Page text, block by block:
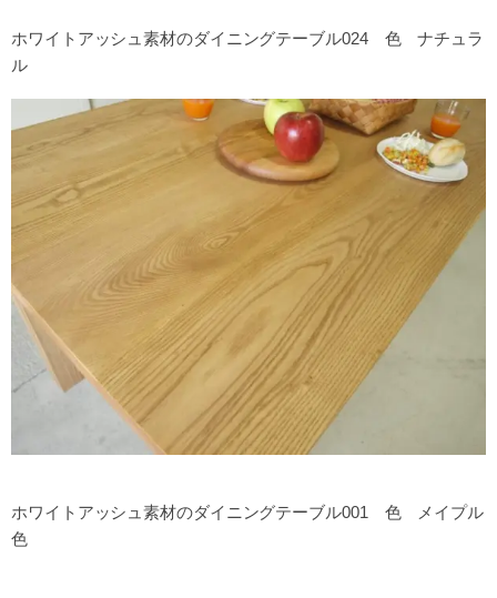
ホワイトアッシュ素材のダイニングテーブル024 色 ナチュラ
ル
ホワイトアッシュ素材のダイニングテーブル001 色 メイプル
色